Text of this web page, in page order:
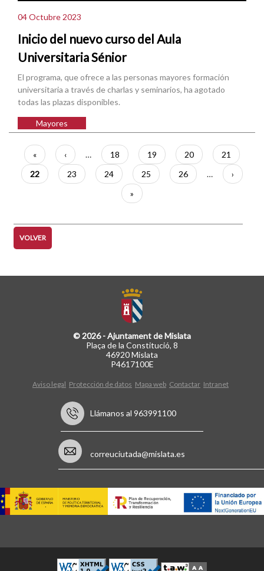
04 Octubre 2023
Inicio del nuevo curso del Aula
Universitaria Sénior
El programa, que ofrece a las personas mayores formación
universitaria a través de charlas y seminarios, ha agotado
todas las plazas disponibles.
Mayores
Paginación
Primera
página
«
Página
anterior
‹ … Página
18 Página
19 Página
20 Página
21
Página
actual
22 Página
23 Página
24 Página
25 Página
26 …
página
›
Última
página
»
VOLVER
© 2026 - Ajuntament de Mislata
Plaça de la Constitució, 8
46920 Mislata
P4617100E
Aviso legal Protección de datos Mapa web Contactar Intranet
Llámanos al 963991100
correuciutada@mislata.es